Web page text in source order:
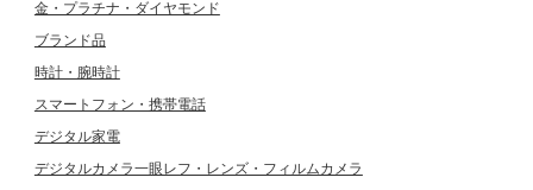
金・プラチナ・ダイヤモンド
ブランド品
時計・腕時計
スマートフォン・携帯電話
デジタル家電
デジタルカメラ一眼レフ・レンズ・フィルムカメラ